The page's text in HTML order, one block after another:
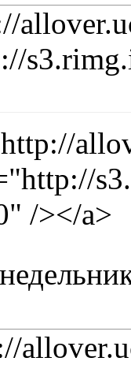
/></a>